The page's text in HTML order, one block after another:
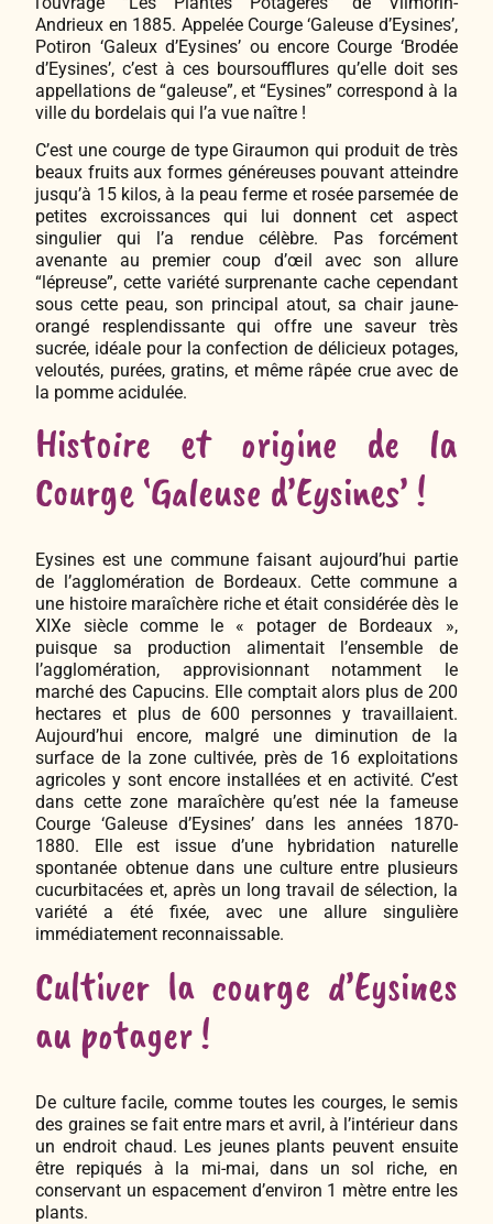
Andrieux en 1885. Appelée Courge ‘Galeuse d’Eysines’,
Potiron ‘Galeux d’Eysines’ ou encore Courge ‘Brodée
d’Eysines’, c’est à ces boursoufflures qu’elle doit ses
appellations de “galeuse”, et “Eysines” correspond à la
ville du bordelais qui l’a vue naître !
C’est une courge de type Giraumon qui produit de très
beaux fruits aux formes généreuses pouvant atteindre
jusqu’à 15 kilos, à la peau ferme et rosée parsemée de
petites excroissances qui lui donnent cet aspect
singulier qui l’a rendue célèbre. Pas forcément
avenante au premier coup d’œil avec son allure
“lépreuse”, cette variété surprenante cache cependant
sous cette peau, son principal atout, sa chair jaune-
orangé resplendissante qui offre une saveur très
sucrée, idéale pour la confection de délicieux potages,
veloutés, purées, gratins, et même râpée crue avec de
la pomme acidulée.
Histoire et origine de la
Courge ‘Galeuse d’Eysines’ !
Eysines est une commune faisant aujourd’hui partie
de l’agglomération de Bordeaux. Cette commune a
une histoire maraîchère riche et était considérée dès le
XIXe siècle comme le « potager de Bordeaux »,
puisque sa production alimentait l’ensemble de
l’agglomération, approvisionnant notamment le
marché des Capucins. Elle comptait alors plus de 200
hectares et plus de 600 personnes y travaillaient.
Aujourd’hui encore, malgré une diminution de la
surface de la zone cultivée, près de 16 exploitations
agricoles y sont encore installées et en activité. C’est
dans cette zone maraîchère qu’est née la fameuse
Courge ‘Galeuse d’Eysines’ dans les années 1870-
1880. Elle est issue d’une hybridation naturelle
spontanée obtenue dans une culture entre plusieurs
cucurbitacées et, après un long travail de sélection, la
variété a été fixée, avec une allure singulière
immédiatement reconnaissable.
Cultiver la courge d’Eysines
au potager !
De culture facile, comme toutes les courges, le semis
des graines se fait entre mars et avril, à l’intérieur dans
un endroit chaud. Les jeunes plants peuvent ensuite
être repiqués à la mi-mai, dans un sol riche, en
conservant un espacement d’environ 1 mètre entre les
plants.